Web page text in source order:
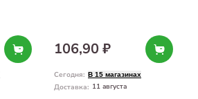
106,90 ₽
Сегодня: В 15 магазинах
Доставка: 11 августа